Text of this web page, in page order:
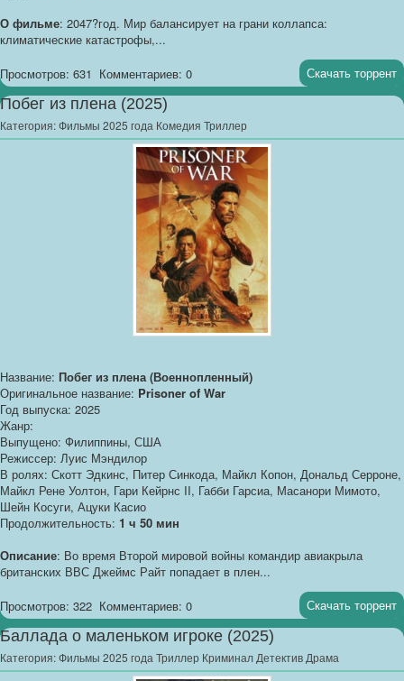
О фильме: 2047?год. Мир балансирует на грани коллапса:
климатические катастрофы,...
Просмотров: 631 Комментариев: 0 Скачать торрент
Побег из плена (2025)
Категория:Фильмы 2025 года Комедия Триллер
Название: Побег из плена (Военнопленный)
Оригинальное название: Prisoner of War
Год выпуска: 2025
Жанр:
Выпущено: Филиппины, США
Режиссер: Луис Мэндилор
В ролях: Скотт Эдкинс, Питер Синкода, Майкл Копон, Дональд Серроне,
Майкл Рене Уолтон, Гари Кейрнс II, Габби Гарсиа, Масанори Мимото,
Шейн Косуги, Ацуки Касио
Продолжительность: 1 ч 50 мин
Описание: Во время Второй мировой войны командир авиакрыла
британских ВВС Джеймс Райт попадает в плен...
Просмотров: 322 Комментариев: 0 Скачать торрент
Баллада о маленьком игроке (2025)
Категория:Фильмы 2025 года Триллер Криминал Детектив Драма